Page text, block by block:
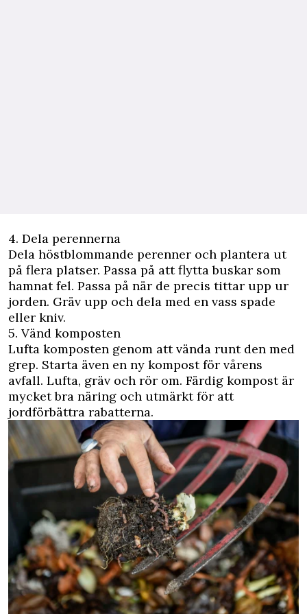
4. Dela perennerna
Dela höstblommande perenner och plantera ut
på flera platser. Passa på att flytta buskar som
hamnat fel. Passa på när de precis tittar upp ur
jorden. Gräv upp och dela med en vass spade
eller kniv.
5. Vänd komposten
Lufta komposten genom att vända runt den med
grep. Starta även en ny kompost för vårens
avfall. Lufta, gräv och rör om. Färdig kompost är
mycket bra näring och utmärkt för att
jordförbättra rabatterna.